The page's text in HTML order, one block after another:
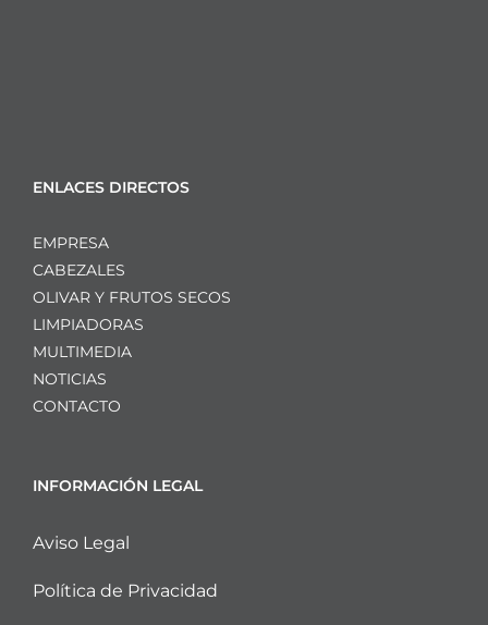
ENLACES DIRECTOS
EMPRESA
CABEZALES
OLIVAR Y FRUTOS SECOS
LIMPIADORAS
MULTIMEDIA
NOTICIAS
CONTACTO
INFORMACIÓN LEGAL
Aviso Legal
Política de Privacidad